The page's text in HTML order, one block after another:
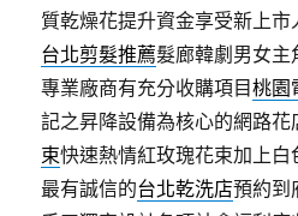
質乾燥花提升資金享受新上
台北剪髮推薦髮廊韓劇男女
專業廠商有充分收購項目桃園
記之昇降設備為核心的網路
束快速熱情紅玫瑰花束加上
最有誠信的台北乾洗店預約到